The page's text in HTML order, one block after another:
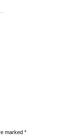
marked *